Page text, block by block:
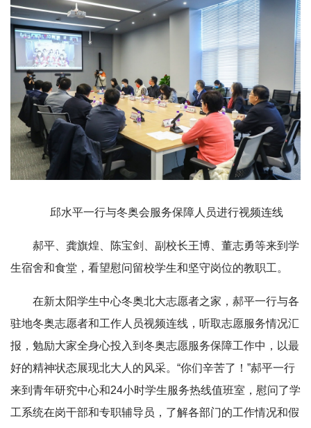
邱水平一行与冬奥会服务保障人员进行视频连线
郝平、龚旗煌、陈宝剑、副校长王博、董志勇等来到学
生宿舍和食堂，看望慰问留校学生和坚守岗位的教职工。
在新太阳学生中心冬奥北大志愿者之家，郝平一行与各
驻地冬奥志愿者和工作人员视频连线，听取志愿服务情况汇
报，勉励大家全身心投入到冬奥志愿服务保障工作中，以最
好的精神状态展现北大人的风采。“你们辛苦了！”郝平一行
来到青年研究中心和24小时学生服务热线值班室，慰问了学
工系统在岗干部和专职辅导员，了解各部门的工作情况和假